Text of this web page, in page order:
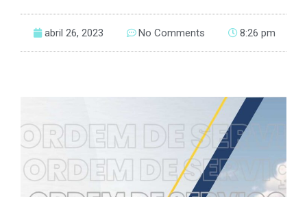
abril 26, 2023 No Comments 8:26 pm